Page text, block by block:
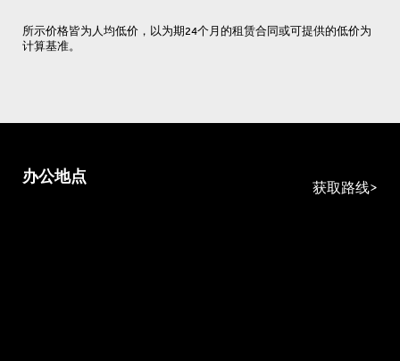
所示价格皆为人均低价，以为期24个月的租赁合同或可提供的低价为
计算基准。
办公地点
获取路线